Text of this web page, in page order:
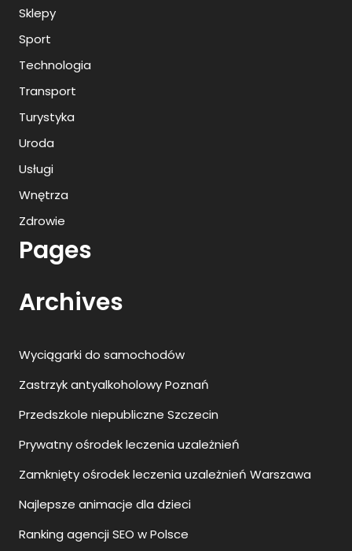
Sklepy
Sport
Technologia
Transport
Turystyka
Uroda
Usługi
Wnętrza
Zdrowie
Pages
Archives
Wyciągarki do samochodów
Zastrzyk antyalkoholowy Poznań
Przedszkole niepubliczne Szczecin
Prywatny ośrodek leczenia uzależnień
Zamknięty ośrodek leczenia uzależnień Warszawa
Najlepsze animacje dla dzieci
Ranking agencji SEO w Polsce